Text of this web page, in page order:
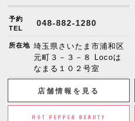
予約
TEL
048-882-1280
所在地 埼玉県さいたま市浦和区
元町３－３－８ Locoは
なまる１０２号室
店舗情報を見る
HOT PEPPER BEAUTY